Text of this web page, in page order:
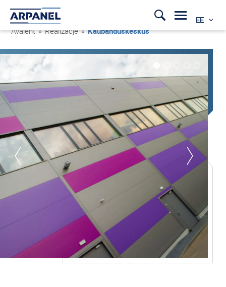
EE
Avaleht » Realizacje »Kaubanduskeskus